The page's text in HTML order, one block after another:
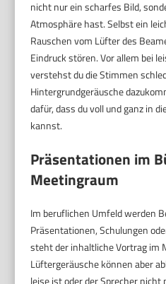
nicht nur ein scharfes Bild,
Atmosphäre hast. Selbst ein
Rauschen vom Lüfter des
Eindruck stören. Vor allem bei
verstehst du die Stimmen
Hintergrundgeräusche
dafür, dass du voll und ganz in
kannst.
Präsentationen im
Meetingraum
Im beruflichen Umfeld werden
Präsentationen, Schulungen
steht der inhaltliche Vortrag im
Lüftergeräusche können aber
leise ist oder der Sprecher